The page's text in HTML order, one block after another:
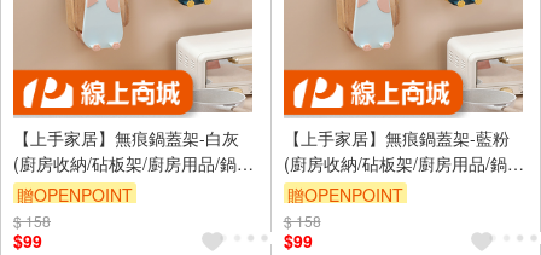
【上手家居】無痕鍋蓋架-白灰
(廚房收納/砧板架/廚房用品/鍋蓋
收納架/鍋蓋架壁掛/鍋鏟架/湯勺
架)
贈OPENPOINT
訂單滿999享9折
$ 158
$99
【上手家居】無痕鍋蓋架-藍粉
(廚房收納/砧板架/廚房用品/鍋蓋
收納架/鍋蓋架壁掛/鍋鏟架/湯勺
架)
贈OPENPOINT
訂單滿999享9折
$ 158
$99